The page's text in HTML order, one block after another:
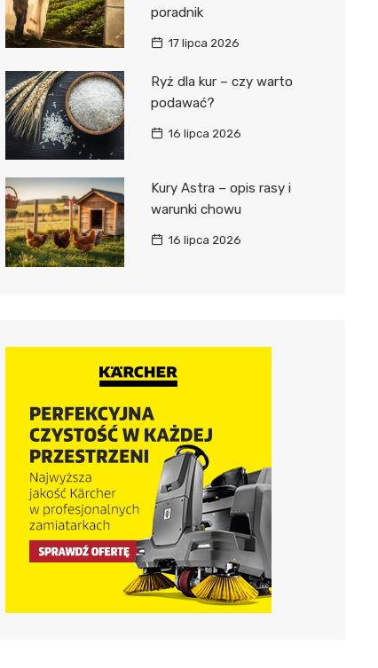
poradnik
17 lipca 2026
Ryż dla kur – czy warto
podawać?
16 lipca 2026
Kury Astra – opis rasy i
warunki chowu
16 lipca 2026